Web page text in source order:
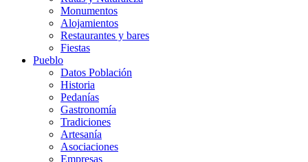
Monumentos
Alojamientos
Restaurantes y bares
Fiestas
Pueblo
Datos Población
Historia
Pedanías
Gastronomía
Tradiciones
Artesanía
Asociaciones
Empresas